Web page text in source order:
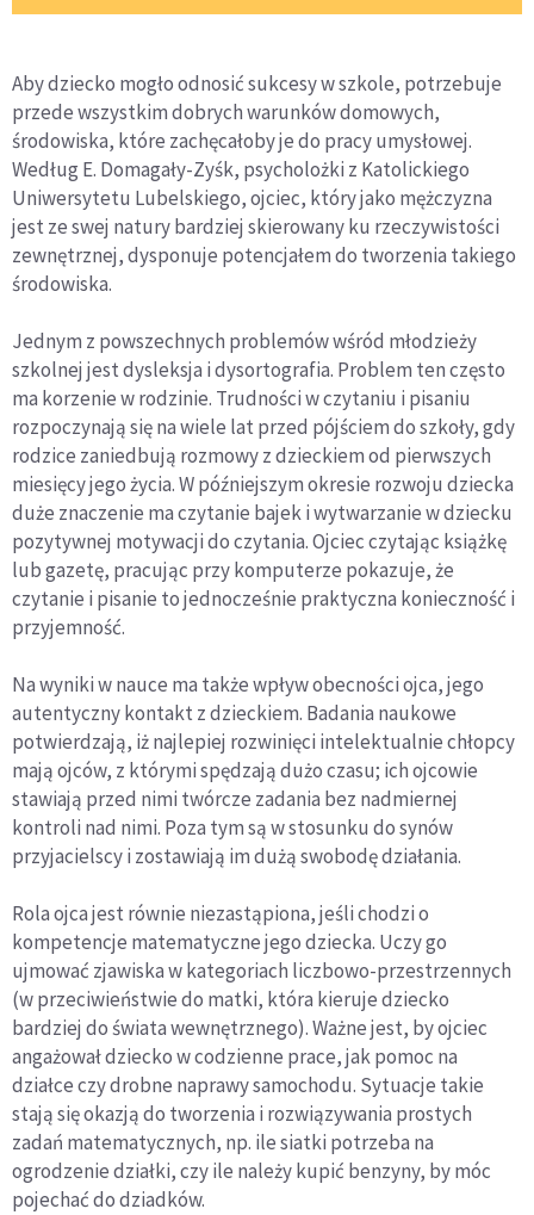
Aby dziecko mogło odnosić sukcesy w szkole, potrzebuje
przede wszystkim dobrych warunków domowych,
środowiska, które zachęcałoby je do pracy umysłowej.
Według E. Domagały-Zyśk, psycholożki z Katolickiego
Uniwersytetu Lubelskiego, ojciec, który jako mężczyzna
jest ze swej natury bardziej skierowany ku rzeczywistości
zewnętrznej, dysponuje potencjałem do tworzenia takiego
środowiska.
Jednym z powszechnych problemów wśród młodzieży
szkolnej jest dysleksja i dysortografia. Problem ten często
ma korzenie w rodzinie. Trudności w czytaniu i pisaniu
rozpoczynają się na wiele lat przed pójściem do szkoły, gdy
rodzice zaniedbują rozmowy z dzieckiem od pierwszych
miesięcy jego życia. W późniejszym okresie rozwoju dziecka
duże znaczenie ma czytanie bajek i wytwarzanie w dziecku
pozytywnej motywacji do czytania. Ojciec czytając książkę
lub gazetę, pracując przy komputerze pokazuje, że
czytanie i pisanie to jednocześnie praktyczna konieczność i
przyjemność.
Na wyniki w nauce ma także wpływ obecności ojca, jego
autentyczny kontakt z dzieckiem. Badania naukowe
potwierdzają, iż najlepiej rozwinięci intelektualnie chłopcy
mają ojców, z którymi spędzają dużo czasu; ich ojcowie
stawiają przed nimi twórcze zadania bez nadmiernej
kontroli nad nimi. Poza tym są w stosunku do synów
przyjacielscy i zostawiają im dużą swobodę działania.
Rola ojca jest równie niezastąpiona, jeśli chodzi o
kompetencje matematyczne jego dziecka. Uczy go
ujmować zjawiska w kategoriach liczbowo-przestrzennych
(w przeciwieństwie do matki, która kieruje dziecko
bardziej do świata wewnętrznego). Ważne jest, by ojciec
angażował dziecko w codzienne prace, jak pomoc na
działce czy drobne naprawy samochodu. Sytuacje takie
stają się okazją do tworzenia i rozwiązywania prostych
zadań matematycznych, np. ile siatki potrzeba na
ogrodzenie działki, czy ile należy kupić benzyny, by móc
pojechać do dziadków.